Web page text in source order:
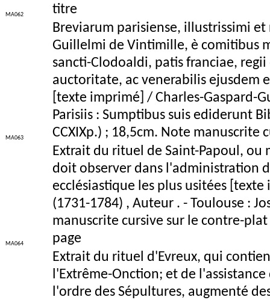
MA062
titre
MA063
Breviarum parisiense, illustrissimi et
Guillelmi de Vintimille, è comitibus
sancti-Clodoaldi, patis franciae,
auctoritate, ac venerabilis ejusdem
[texte imprimé] / Charles-Gaspard-
Parisiis : Sumptibus suis ediderunt
CCXIXp.) ; 18,5cm. Note manuscrite
MA064
Extrait du rituel de Saint-Papoul,
doit observer dans l'administration
ecclésiastique les plus usitées
(1731-1784) , Auteur . - Toulouse :
manuscrite cursive sur le contre-
page
Extrait du rituel d'Evreux, qui
l'Extrême-Onction; et de
l'ordre des Sépultures, augmenté